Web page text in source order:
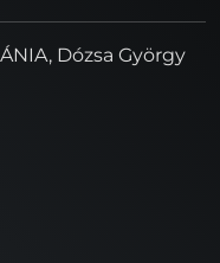
Dózsa György